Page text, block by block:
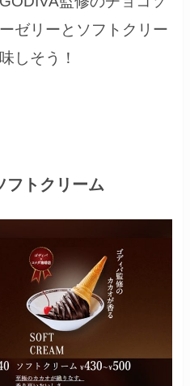
ゼリーとソフトクリー
しそう！
フトクリーム